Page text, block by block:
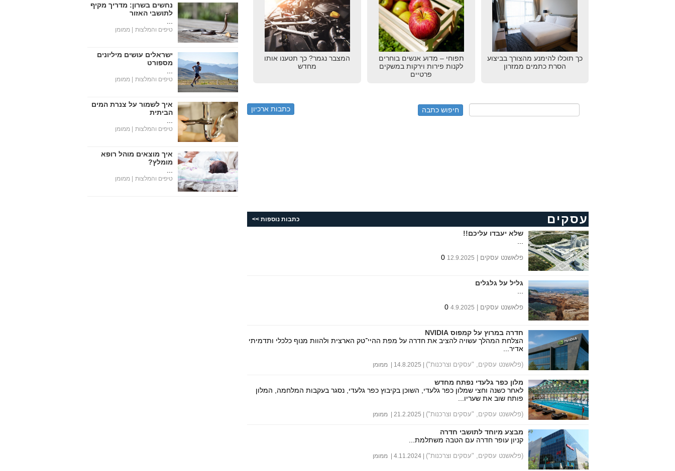
כך תוכלו להימנע מהצורך בביצוע
הסרת כתמים ממזרון
תפוחי – מדוע אנשים בוחרים
לקנות פירות וירקות במשקים
פרטיים
המצבר נגמר? כך תטענו אותו
מחדש
כתבות ארכיון
עסקים כתבות נוספות >>
שלא יעבדו עליכם!!
פלאשנט עסקים | 12.9.2025
גליל על גלגלים
פלאשנט עסקים | 4.9.2025
חדרה במרוץ על קמפוס NVIDIA
הצלחת המהלך עשויה להציב את חדרה על מפת ההיי־טק הארצית ולהוות מנוף כלכלי ותדמיתי
אדיר...
(פלאשנט עסקים, "עסקים וצרכנות")
מלון כפר גלעדי נפתח מחדש
לאחר כשנה וחצי שמלון כפר גלעדי, השוכן בקיבוץ כפר גלעדי, נסגר בעקבות המלחמה, המלון
פותח שוב את שעריו...
(פלאשנט עסקים, "עסקים וצרכנות")
מבצע מיוחד לתושבי חדרה
קניון עופר חדרה עם הטבה משתלמת...
(פלאשנט עסקים, "עסקים וצרכנות")
נחשים בשרון: מדריך מקיף
לתושבי האזור
טיפים והמלצות | ממומן
ישראלים עושים מיליונים
מספורט
טיפים והמלצות | ממומן
איך לשמור על צנרת המים
הביתית
טיפים והמלצות | ממומן
איך מוצאים מוהל רופא
מומלץ?
טיפים והמלצות | ממומן